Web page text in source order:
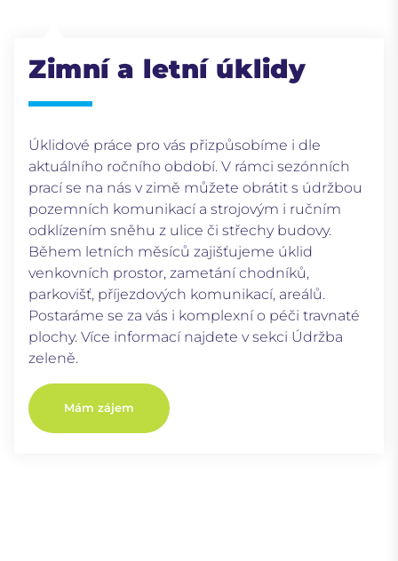
Zimní a letní úklidy
Úklidové práce pro vás přizpůsobíme i dle
aktuálního ročního období. V rámci sezónních
prací se na nás v zimě můžete obrátit s údržbou
pozemních komunikací a strojovým i ručním
odklízením sněhu z ulice či střechy budovy.
Během letních měsíců zajišťujeme úklid
venkovních prostor, zametání chodníků,
parkovišť, příjezdových komunikací, areálů.
Postaráme se za vás i komplexní o péči travnaté
plochy. Více informací najdete v sekci Údržba
zeleně.
Mám zájem